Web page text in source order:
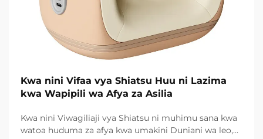
Kwa nini Vifaa vya Shiatsu Huu ni Lazima
kwa Wapipili wa Afya za Asilia
Kwa nini Viwagiliaji vya Shiatsu ni muhimu sana kwa
watoa huduma za afya kwa umakini Duniani wa leo,